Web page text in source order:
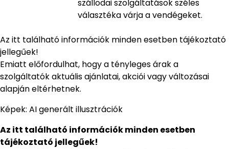
szállodai szolgáltatások széles
választéka várja a vendégeket.
Az itt található információk minden esetben tájékoztató
jellegűek!
Emiatt előfordulhat, hogy a tényleges árak a
szolgáltatók aktuális ajánlatai, akciói vagy változásai
alapján eltérhetnek.
Képek: AI generált illusztrációk
Az itt található információk minden esetben
tájékoztató jellegűek!